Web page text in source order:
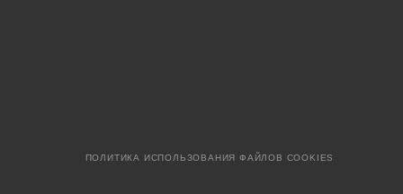
ПОЛИТИКА ИСПОЛЬЗОВАНИЯ ФАЙЛОВ COOKIES